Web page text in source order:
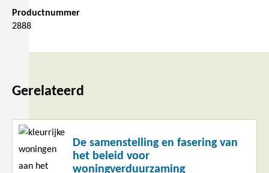
Productnummer
2888
Gerelateerd
De samenstelling en fasering van
het beleid voor
woningverduurzaming
Lees